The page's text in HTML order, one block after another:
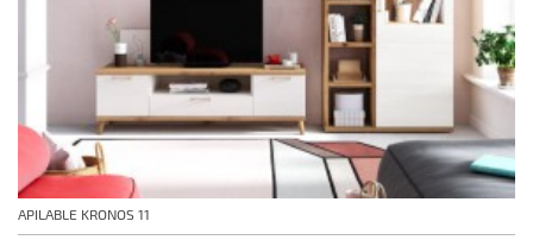
APILABLE KRONOS 11